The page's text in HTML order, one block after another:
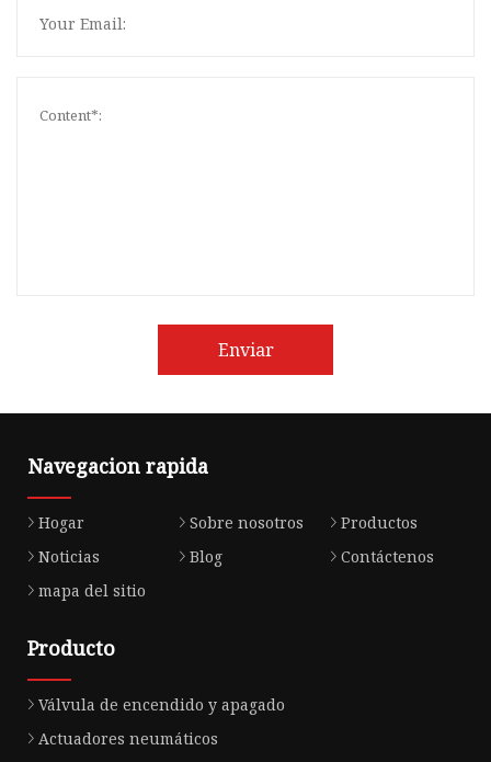
Enviar
Navegacion rapida
Hogar Sobre nosotros
Productos
Noticias
Blog
Contáctenos
mapa del sitio
Producto
Válvula de encendido y apagado
Actuadores neumáticos